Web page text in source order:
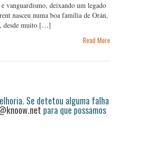
vanguardismo, deixando um legado
nasceu numa boa família de Orán,
desde muito […]
Read More
Se detetou alguma falha
para que possamos